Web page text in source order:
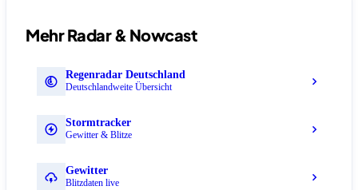
Mehr Radar & Nowcast
Regenradar Deutschland
Deutschlandweite Übersicht
Stormtracker
Gewitter & Blitze
Gewitter
Blitzdaten live